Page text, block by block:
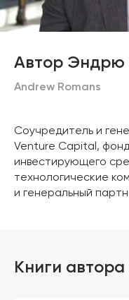
Автор Эндрю
Andrew Romans
Соучредитель и
Venture Capital,
инвестирующего
технологические
и генеральный
Книги автора